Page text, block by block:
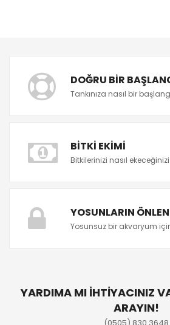
DOĞRU BIR
Tankınıza nasıl bir
BITKI EKIMI
Bitkilerinizi nasıl
YOSUNLARIN
Yosunsuz bir akvaryum
YARDIMA MI İHTİYACINIZ
ARAYIN!
(0505) 830 3648